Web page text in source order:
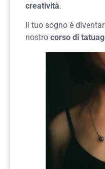
creatività.
Il tuo sogno è
nostro corso di